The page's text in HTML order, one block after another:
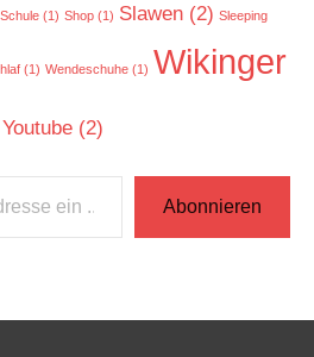
Schule (1) Shop (1) Slawen (2) Sleeping
(1) Wendeschuhe (1) Wikinger
Youtube (2)
Abonnieren